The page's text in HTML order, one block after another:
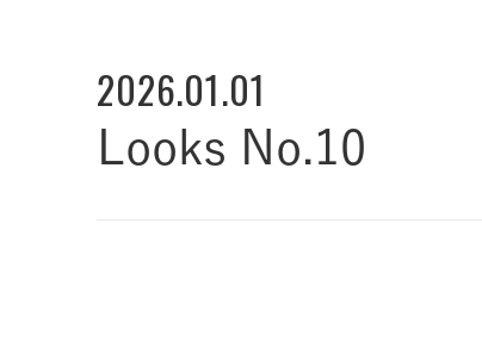
2026.01.01
Looks No.10